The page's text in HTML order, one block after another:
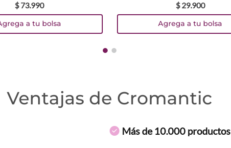
$ 73.990
a tu bolsa
$ 29.900
Agrega a tu bolsa
Ventajas de Cromantic
Más de 10.000 productos